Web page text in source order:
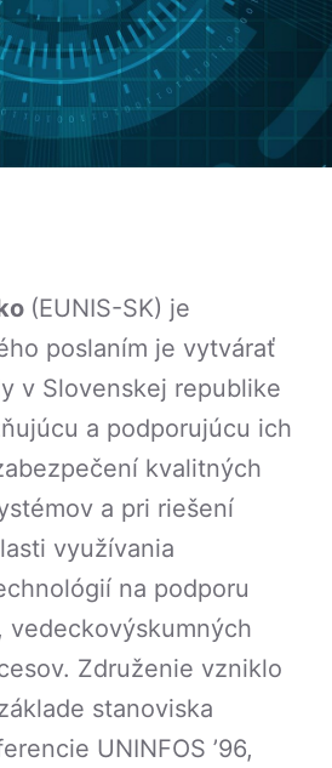
(EUNIS-SK) je
poslaním je vytvárať
v Slovenskej republike
a podporujúcu ich
kvalitných
a pri riešení
využívania
na podporu
vedeckovýskumných
Združenie vzniklo
stanoviska
UNINFOS ’96,